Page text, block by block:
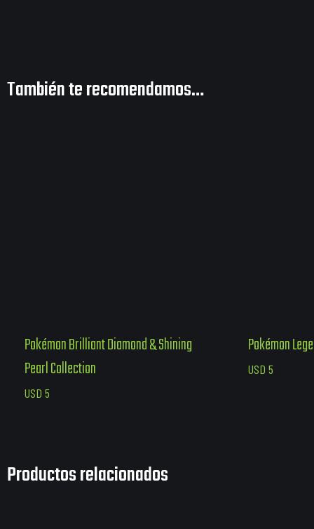
También te recomendamos…
Pokémon Brilliant Diamond & Shining
Pearl Collection
USD 5
Pokémon
USD 5
Productos relacionados